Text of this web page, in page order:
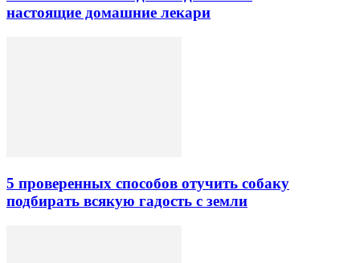
настоящие домашние лекари
5 проверенных способов отучить собаку
подбирать всякую гадость с земли